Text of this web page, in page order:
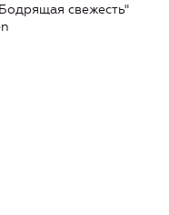
свежесть"